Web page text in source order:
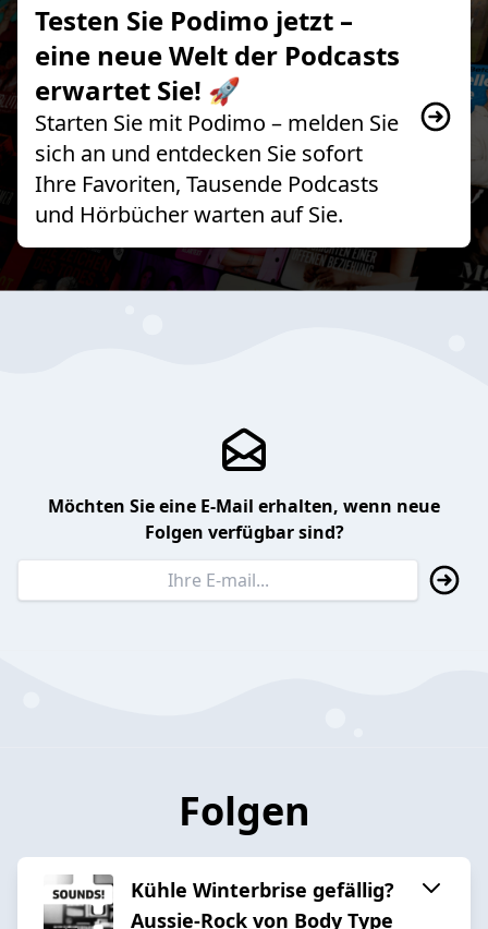
Testen Sie Podimo jetzt –
eine neue Welt der Podcasts
erwartet Sie! 🚀
Starten Sie mit Podimo – melden Sie
sich an und entdecken Sie sofort
Ihre Favoriten, Tausende Podcasts
und Hörbücher warten auf Sie.
Möchten Sie eine E-Mail erhalten, wenn neue
Folgen verfügbar sind?
Folgen
Kühle Winterbrise gefällig?
Aussie-Rock von Body Type